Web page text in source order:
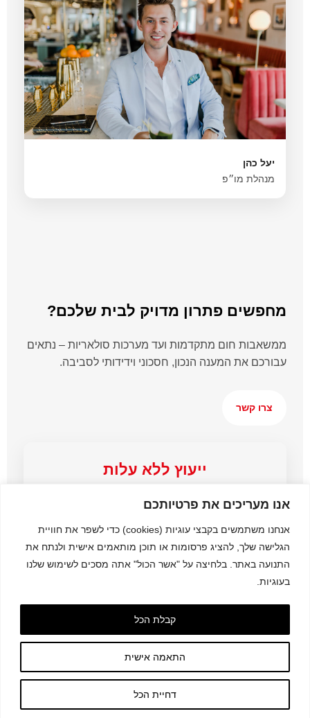
אנו מעריכים את פרטיותכם
אנחנו משתמשים בקבצי עוגיות (cookies) כדי לשפר את חוויית
הגלישה שלך, להציג פרסומות או תוכן מותאמים אישית ולנתח את
התנועה באתר. בלחיצה על "אשר הכול" אתה מסכים לשימוש שלנו
בעוגיות.
התאמה אישית
דחיית הכל
קבלת הכל
יעל כהן
מנהלת מו״פ
מחפשים פתרון מדויק לבית שלכם?
ממשאבות חום מתקדמות ועד מערכות סולאריות – נתאים
עבורכם את המענה הנכון, חסכוני וידידותי לסביבה.
צרו קשר
ייעוץ ללא עלות
טופס יצירת קשר·
קטלוג מוצרים
© כרומגן בע״מ
שירות